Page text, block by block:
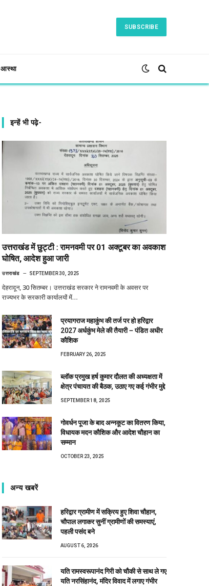
SUBSCRIBE
आस्था
इन्हें भी पढ़े-
उत्तराखंड में छुट्टी : रामनवमी पर 01 अक्टूबर का अवकाश
घोषित, आदेश हुआ जारी
उत्तराखंड SEPTEMBER 30, 2025
देहरादून, 30 सितम्बर। उत्तराखंड सरकार ने रामनवमी के अवसर पर
राज्यभर के सरकारी कार्यालयों में…
प्रयागराज महाकुंभ की तर्ज पर हो हरिद्वार
2027 अर्धकुंभ मेले की तैयारी – पंडित अधीर
कौशिक
FEBRUARY 26, 2025
ब्लॉक प्रमुख हर्ष कुमार दौलत की अध्यक्षता में
क्षेत्र पंचायत की बैठक, उठाए गए कई गंभीर मुद्दे
SEPTEMBER 18, 2025
गोवर्धन पूजा के बाद अन्नकूट का वितरण किया,
विधायक मदन कौशिक और आदेश चौहान का
सम्मान
OCTOBER 23, 2025
अन्य खबरें
हरिद्वार ग्रामीण में सक्रिय हुए शिवा चौहान,
चौपाल लगाकर सुनीं ग्रामीणों की समस्याएं,
पहली पसंद बने
AUGUST 6, 2026
यति रामस्वरूपानंद गिरी को चौकी से साथ ले गए
यति नरसिंहानंद, मंदिर विवाद में लगाए गंभीर